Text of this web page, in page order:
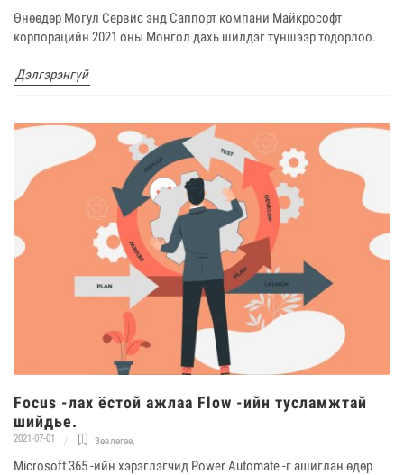
Өнөөдөр Могул Сервис энд Саппорт компани Майкрософт
корпорацийн 2021 оны Монгол дахь шилдэг түншээр тодорлоо.
Дэлгэрэнгүй
Focus -лах ёстой ажлаа Flow -ийн тусламжтай
шийдье.
2021-07-01 Зөвлөгөө
Microsoft 365 -ийн хэрэглэгчид Power Automate -г ашиглан өдөр